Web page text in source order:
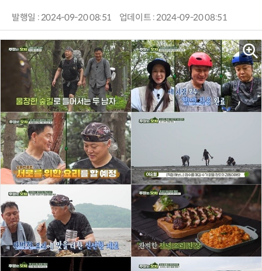
발행일 : 2024-09-20 08:51 업데이트 : 2024-09-20 08:51